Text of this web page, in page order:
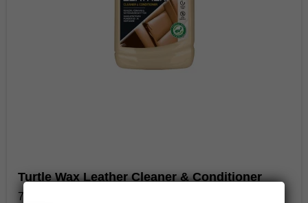
Turtle Wax Leather Cleaner & Conditioner
74660013663